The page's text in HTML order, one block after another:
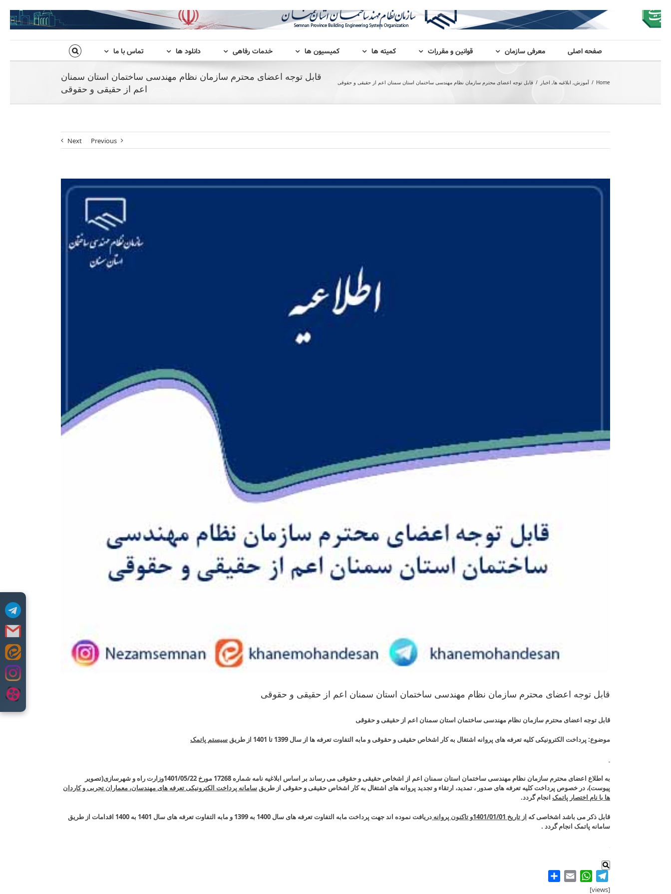
Skip
صفحه اصلی معرفی سازمان قوانین و مقررات کمیته ها کمیسیون ها خدمات رفاهی دانلود ها تماس با ما
قابل توجه اعضای محترم سازمان نظام مهندسی ساختمان استان سمنان
اعم از حقیقی و حقوقی
Home
/ آموزش, ابلاغیه ها, اخبار / قابل توجه اعضای محترم سازمان نظام مهندسی ساختمان استان سمنان اعم از حقیقی و حقوقی
Previous
Next
Larger
قابل توجه اعضای محترم سازمان نظام مهندسی ساختمان استان سمنان اعم از حقیقی و حقوقی
قابل توجه اعضای محترم سازمان نظام مهندسی ساختمان استان سمنان اعم از حقیقی و حقوقی
موضوع: پرداخت الکترونیکی کلیه تعرفه های پروانه اشتغال به کار اشخاص حقیقی و حقوقی و مابه التفاوت تعرفه ها از سال 1399 تا 1401 از طریق سیستم پاتمک
به اطلاع اعضای محترم سازمان نظام مهندسی ساختمان استان سمنان اعم از اشخاص حقیقی و حقوقی می رساند بر اساس ابلاغیه نامه شماره 17268 مورخ 1401/05/22وزارت راه و شهرسازی(تصویر
پیوست)، در خصوص پرداخت کلیه تعرفه های صدور ، تمدید، ارتقاء و تجدید پروانه های اشتغال به کار اشخاص حقیقی و حقوقی از طریقسامانه پرداخت الکترونیکی تعرفه های مهندسان، معماران تجربی و کاردان
ها با نام اختصار پاتمک انجام گردد.
قابل ذکر می باشد اشخاصی که از تاریخ 1401/01/01و تاکنون پروانه
دریافت نموده اند جهت پرداخت مابه التفاوت تعرفه های سال 1400 به 1399 و مابه التفاوت تعرفه های سال 1401 به 1400 اقدامات از طریق
سامانه پاتمک انجام گردد .
.
Telegram
WhatsApp
Email
[views]